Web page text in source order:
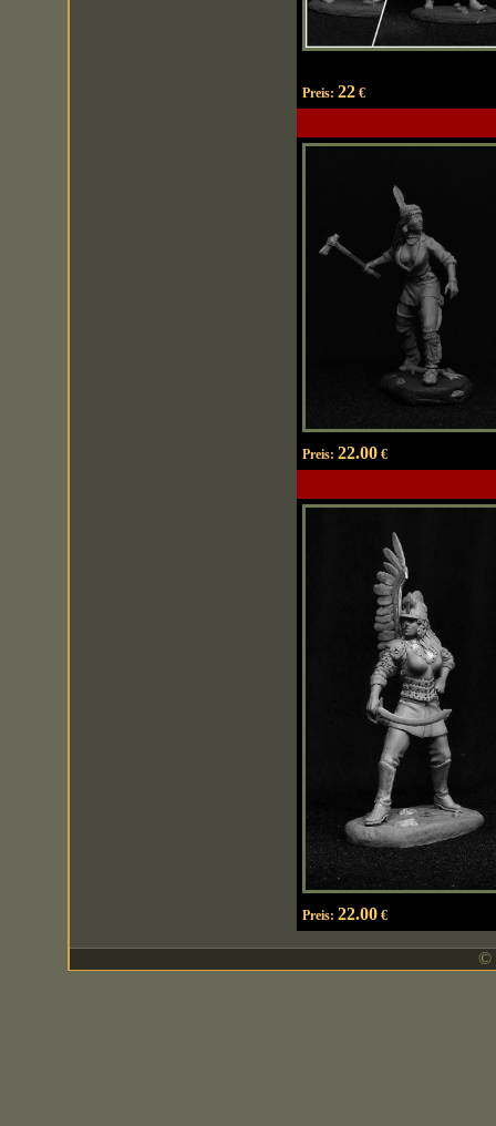
Preis: 22€
Preis: 22.00€
Preis: 22.00€
©